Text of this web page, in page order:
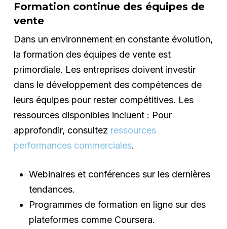
Formation continue des équipes de
vente
Dans un environnement en constante évolution,
la formation des équipes de vente est
primordiale. Les entreprises doivent investir
dans le développement des compétences de
leurs équipes pour rester compétitives. Les
ressources disponibles incluent : Pour
approfondir, consultez ressources
performances commerciales.
Webinaires et conférences sur les dernières
tendances.
Programmes de formation en ligne sur des
plateformes comme Coursera.